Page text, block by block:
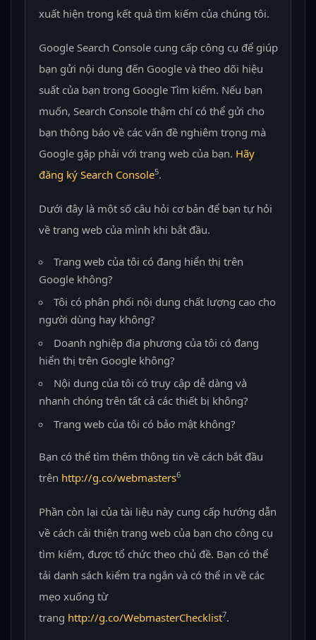
xuất hiện trong kết quả tìm kiếm của chúng tôi.
Google Search Console cung cấp công cụ để giúp
bạn gửi nội dung đến Google và theo dõi hiệu
suất của bạn trong Google Tìm kiếm. Nếu bạn
muốn, Search Console thậm chí có thể gửi cho
bạn thông báo về các vấn đề nghiêm trọng mà
Google gặp phải với trang web của bạn. Hãy
đăng ký Search Console5.
Dưới đây là một số câu hỏi cơ bản để bạn tự hỏi
về trang web của mình khi bắt đầu.
Trang web của tôi có đang hiển thị trên
Google không?
Tôi có phân phối nội dung chất lượng cao cho
người dùng hay không?
Doanh nghiệp địa phương của tôi có đang
hiển thị trên Google không?
Nội dung của tôi có truy cập dễ dàng và
nhanh chóng trên tất cả các thiết bị không?
Trang web của tôi có bảo mật không?
Bạn có thể tìm thêm thông tin về cách bắt đầu
trên http://g.co/webmasters6
Phần còn lại của tài liệu này cung cấp hướng dẫn
về cách cải thiện trang web của bạn cho công cụ
tìm kiếm, được tổ chức theo chủ đề. Bạn có thể
tải danh sách kiểm tra ngắn và có thể in về các
mẹo xuống từ
trang http://g.co/WebmasterChecklist7.